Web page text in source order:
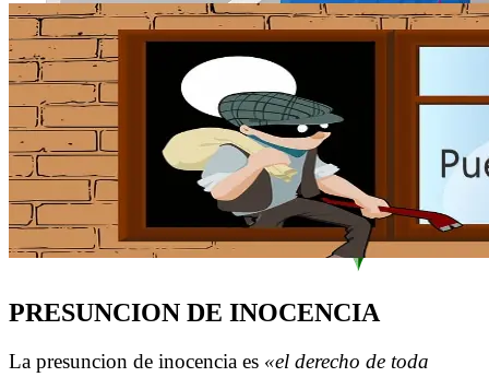
PRESUNCION DE INOCENCIA
La presuncion de inocencia es «el derecho de toda